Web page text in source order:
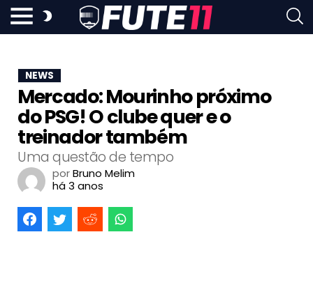
NEWS
Mercado: Mourinho próximo
do PSG! O clube quer e o
treinador também
Uma questão de tempo
porBruno Melim
há 3 anos